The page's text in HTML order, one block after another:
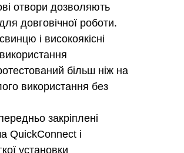
отвори дозволяють
довговічної роботи.
і високоякісні
більш ніж на
використання без
закріплені
QuickConnect і
установки